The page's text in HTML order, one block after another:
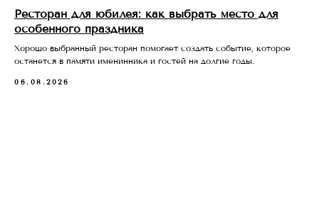
Ресторан для юбилея: как выбрать место для
особенного праздника
Хорошо выбранный ресторан помогает создать событие, которое
останется в памяти именинника и гостей на долгие годы.
06.08.2026